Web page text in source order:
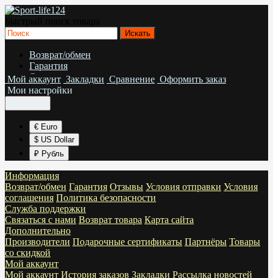
Возврат/обмен
Гарантия
Отзывы
Условия отправки
Условия соглашения
Политика безопасности
Мой аккаунт Закладки Сравнение Оформить заказ
Мои настройки
€ Euro
$ US Dollar
₽ Рубль
Информация
Возврат/обмен Гарантия Отзывы Условия отправки Условия
соглашения Политика безопасности
Служба поддержки
Связаться с нами Возврат товара Карта сайта
Дополнительно
Производители Подарочные сертификаты Партнёры Товары
со скидкой
Мой аккаунт
Мой аккаунт История заказов Закладки Рассылка новостей